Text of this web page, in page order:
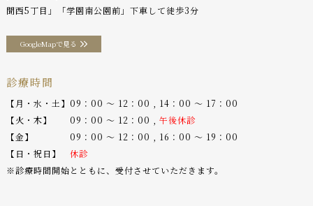
聞西5丁目」「学園南公園前」下車して徒歩3分
GoogleMapで見る
診療時間
【月・水・土】09：00 〜 12：00 , 14：00 〜 17：00
【火・木】 09：00 〜 12：00 , 午後休診
【金】 09：00 〜 12：00 , 16：00 〜 19：00
【日・祝日】 休診
※診療時間開始とともに、受付させていただきます。